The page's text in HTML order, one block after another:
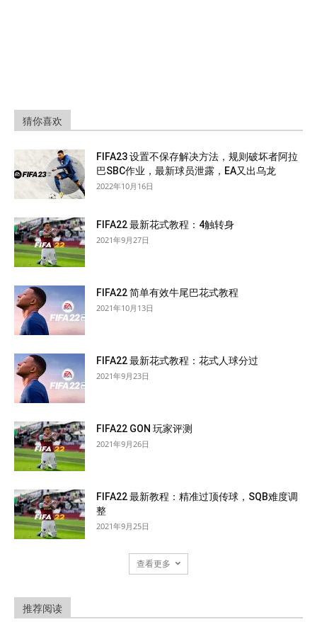
猜你喜欢
FIFA23 设置不保存解决方法，规则破坏者阿拉
巴SBC作业，最新球员泄露，EA又出乌龙
2022年10月16日
FIFA22 最新花式教程：4触转身
2021年9月27日
FIFA22 简单有效牛尾巴花式教程
2021年10月13日
FIFA22 最新花式教程：花式人球分过
2021年9月23日
FIFA22 GON 玩家评测
2021年9月26日
FIFA22 最新教程：精准过顶传球，SQB难度调
整
2021年9月25日
查看更多
推荐阅读